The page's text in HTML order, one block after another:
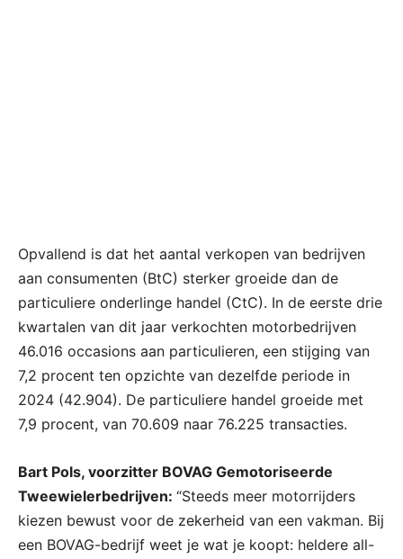
Opvallend is dat het aantal verkopen van bedrijven
aan consumenten (BtC) sterker groeide dan de
particuliere onderlinge handel (CtC). In de eerste drie
kwartalen van dit jaar verkochten motorbedrijven
46.016 occasions aan particulieren, een stijging van
7,2 procent ten opzichte van dezelfde periode in
2024 (42.904). De particuliere handel groeide met
7,9 procent, van 70.609 naar 76.225 transacties.
Bart Pols, voorzitter BOVAG Gemotoriseerde
Tweewielerbedrijven: “Steeds meer motorrijders
kiezen bewust voor de zekerheid van een vakman. Bij
een BOVAG-bedrijf weet je wat je koopt: heldere all-